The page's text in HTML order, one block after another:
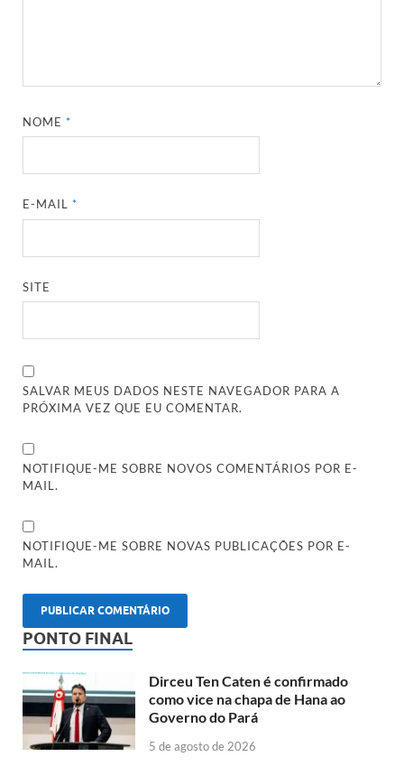
NOME*
E-MAIL*
SITE
SALVAR MEUS DADOS NESTE NAVEGADOR PARA A
PRÓXIMA VEZ QUE EU COMENTAR.
NOTIFIQUE-ME SOBRE NOVOS COMENTÁRIOS POR E-
MAIL.
NOTIFIQUE-ME SOBRE NOVAS PUBLICAÇÕES POR E-
MAIL.
PONTO FINAL
Dirceu Ten Caten é confirmado
como vice na chapa de Hana ao
Governo do Pará
5 de agosto de 2026